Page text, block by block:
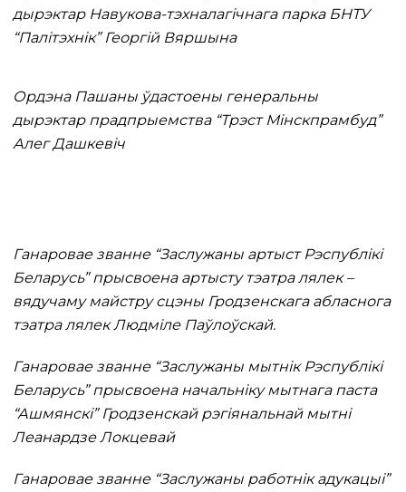
дырэктар Навукова-тэхналагічнага парка БНТУ
“Палітэхнік” Георгій Вяршына
Ордэна Пашаны ўдастоены генеральны
дырэктар прадпрыемства “Трэст Мінскпрамбуд”
Алег Дашкевіч
Ганаровае званне “Заслужаны артыст Рэспублікі
Беларусь” прысвоена артысту тэатра лялек –
вядучаму майстру сцэны Гродзенскага абласнога
тэатра лялек Людміле Паўлоўскай.
Ганаровае званне “Заслужаны мытнік Рэспублікі
Беларусь” прысвоена начальніку мытнага паста
“Ашмянскі” Гродзенскай рэгіянальнай мытні
Леанардзе Локцевай
Ганаровае званне “Заслужаны работнік адукацыі”